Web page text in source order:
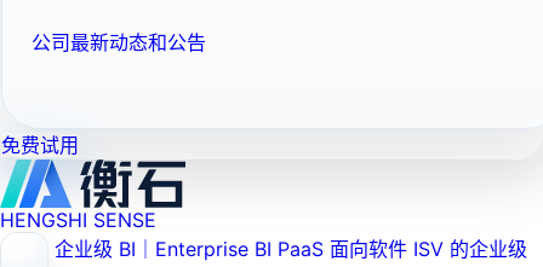
公司最新动态和公告
免费试用
HENGSHI SENSE
企业级 BI｜Enterprise BI PaaS 面向软件 ISV 的企业级